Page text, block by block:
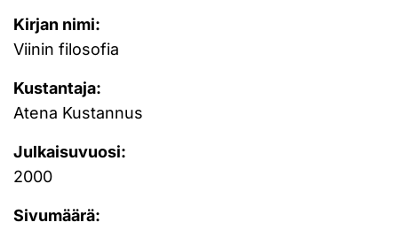
Kirjan nimi:
Viinin filosofia
Kustantaja:
Atena Kustannus
Julkaisuvuosi:
2000
Sivumäärä: